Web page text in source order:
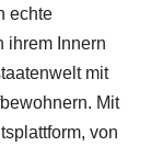
echte
ihrem Innern
mit
Mit
von